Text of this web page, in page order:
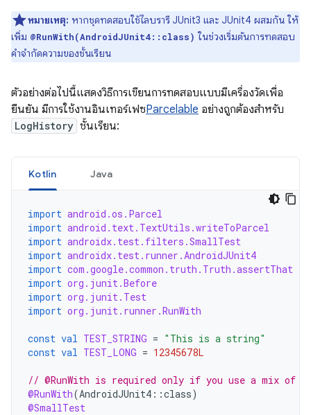
หมายเหตุ: หากชุดทดสอบใช้ไลบรารี JUnit3 และ JUnit4 ผสมกัน ให้
เพิ่ม @RunWith(AndroidJUnit4::class) ในช่วงเริ่มต้นการทดสอบ
คำจำกัดความของชั้นเรียน
ตัวอย่างต่อไปนี้แสดงวิธีการเขียนการทดสอบแบบมีเครื่องวัดเพื่อ
ยืนยัน มีการใช้งานอินเทอร์เฟซParcelable อย่างถูกต้องสำหรับ
LogHistory ชั้นเรียน:
Kotlin Java
import android.os.Parcel
import android.text.TextUtils.writeToParcel
import androidx.test.filters.SmallTest
import androidx.test.runner.AndroidJUnit4
import com.google.common.truth.Truth.assertThat
import org.junit.Before
import org.junit.Test
import org.junit.runner.RunWith
const val TEST_STRING = "This is a string"
const val TEST_LONG = 12345678L
// @RunWith is required only if you use a mix of
@RunWith(AndroidJUnit4 ::class)
@SmallTest